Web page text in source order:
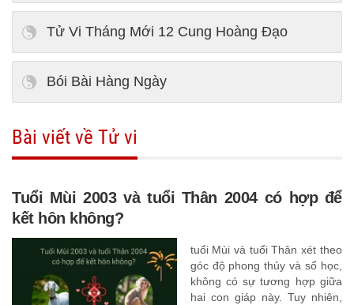
Tử Vi Tháng Mới 12 Cung Hoàng Đạo
Bói Bài Hàng Ngày
Bài viết về Tử vi
Tuổi Mùi 2003 và tuổi Thân 2004 có hợp để
kết hôn không?
tuổi Mùi và tuổi Thân xét theo
góc độ phong thủy và số học,
không có sự tương hợp giữa
hai con giáp này. Tuy nhiên,